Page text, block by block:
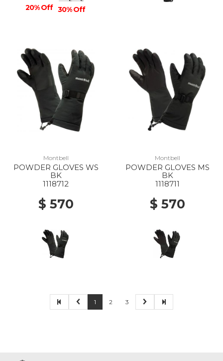
20% Off 30% Off
Montbell
POWDER GLOVES WS
BK
1118712
$ 570
Montbell
POWDER GLOVES MS
BK
1118711
$ 570
1 2 3